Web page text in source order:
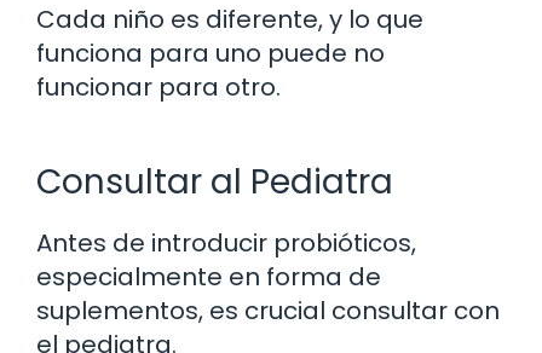
Cada niño es diferente, y lo que
funciona para uno puede no
funcionar para otro.
Consultar al Pediatra
Antes de introducir probióticos,
especialmente en forma de
suplementos, es crucial consultar con
el pediatra.